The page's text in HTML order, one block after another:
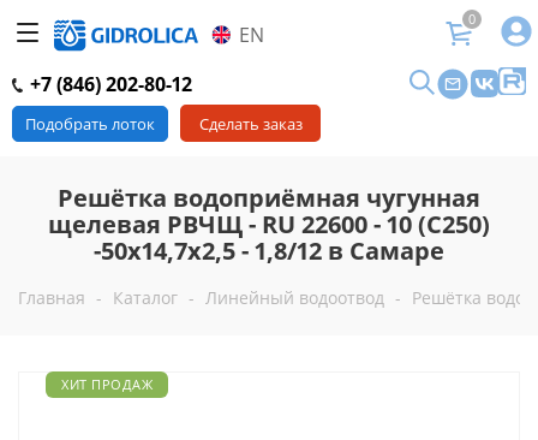
EN
0
+7 (846) 202-80-12
Подобрать лоток Сделать заказ
Решётка водоприёмная чугунная
щелевая РВЧЩ - RU 22600 - 10 (C250)
-50x14,7x2,5 - 1,8/12 в Самаре
Главная - Каталог - Линейный водоотвод - Решётка
ХИТ ПРОДАЖ